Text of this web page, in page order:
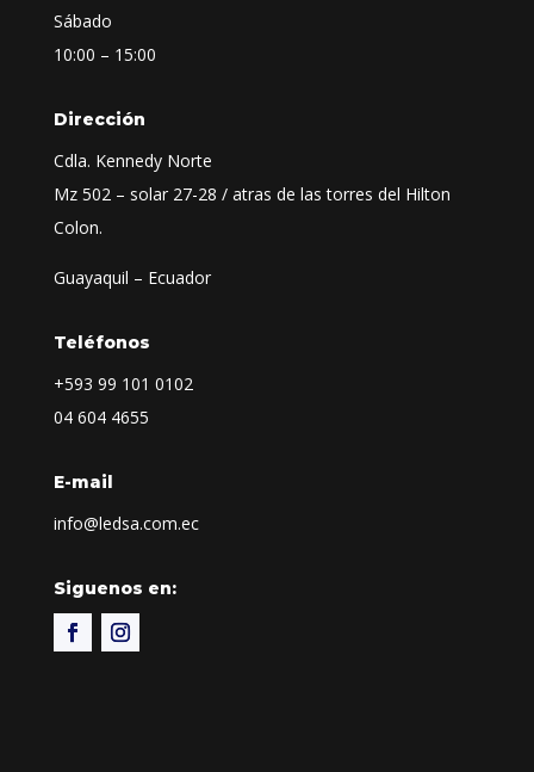
Sábado
10:00 – 15:00
Dirección
Cdla. Kennedy Norte
Mz 502 – solar 27-28 / atras de las torres del Hilton
Colon.
Guayaquil – Ecuador
Teléfonos
+593 99 101 0102
04 604 4655
E-mail
info@ledsa.com.ec
Siguenos en: